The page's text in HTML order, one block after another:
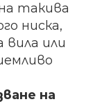
такива
ниска,
вила или
на